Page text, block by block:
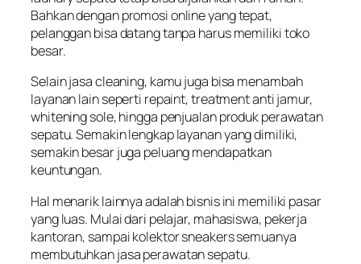
Bahkan dengan promosi online yang tepat,
pelanggan bisa datang tanpa harus memiliki toko
besar.
Selain jasa cleaning, kamu juga bisa menambah
layanan lain seperti repaint, treatment anti jamur,
whitening sole, hingga penjualan produk perawatan
sepatu. Semakin lengkap layanan yang dimiliki,
semakin besar juga peluang mendapatkan
keuntungan.
Hal menarik lainnya adalah bisnis ini memiliki pasar
yang luas. Mulai dari pelajar, mahasiswa, pekerja
kantoran, sampai kolektor sneakers semuanya
membutuhkan jasa perawatan sepatu.